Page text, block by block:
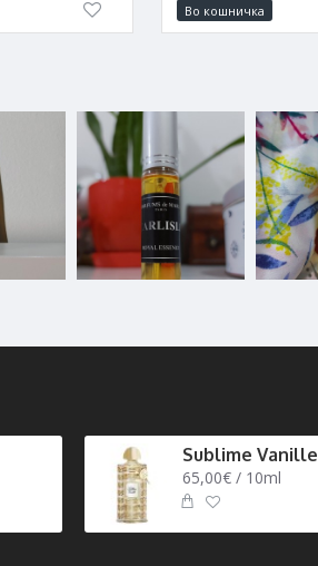
Во кошничка
Sublime Vanille
65,00€ / 10ml